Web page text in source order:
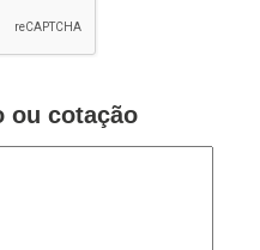
ou cotação